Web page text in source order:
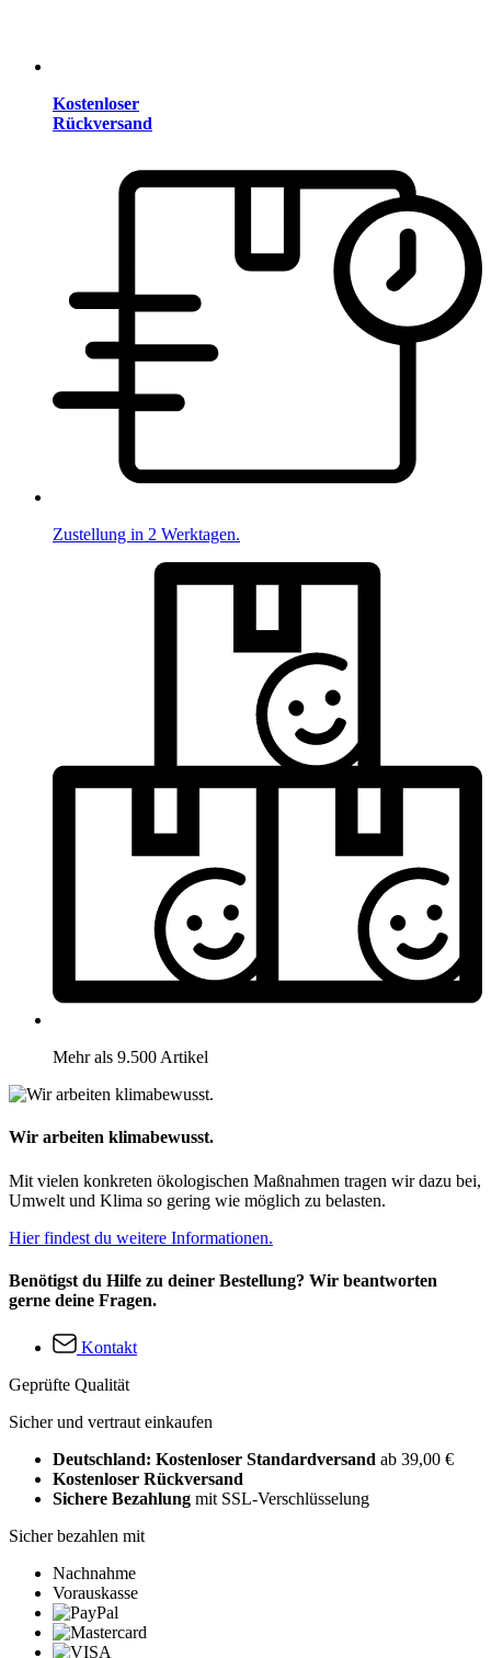
Kostenloser
Rückversand
Zustellung in 2 Werktagen.
Mehr als 9.500 Artikel
Wir arbeiten klimabewusst.
Mit vielen konkreten ökologischen Maßnahmen tragen wir dazu bei,
Umwelt und Klima so gering wie möglich zu belasten.
Hier findest du weitere Informationen.
Benötigst du Hilfe zu deiner Bestellung? Wir beantworten
gerne deine Fragen.
Kontakt
Geprüfte Qualität
Sicher und vertraut einkaufen
Deutschland: Kostenloser Standardversand ab 39,00 €
Kostenloser Rückversand
Sichere Bezahlung mit SSL-Verschlüsselung
Sicher bezahlen mit
Nachnahme
Vorauskasse